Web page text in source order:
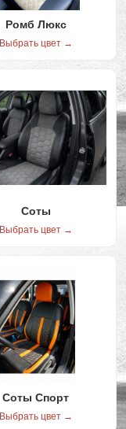
Ромб Люкс
Выбрать цвет →
Соты
Выбрать цвет →
Соты Спорт
Выбрать цвет →